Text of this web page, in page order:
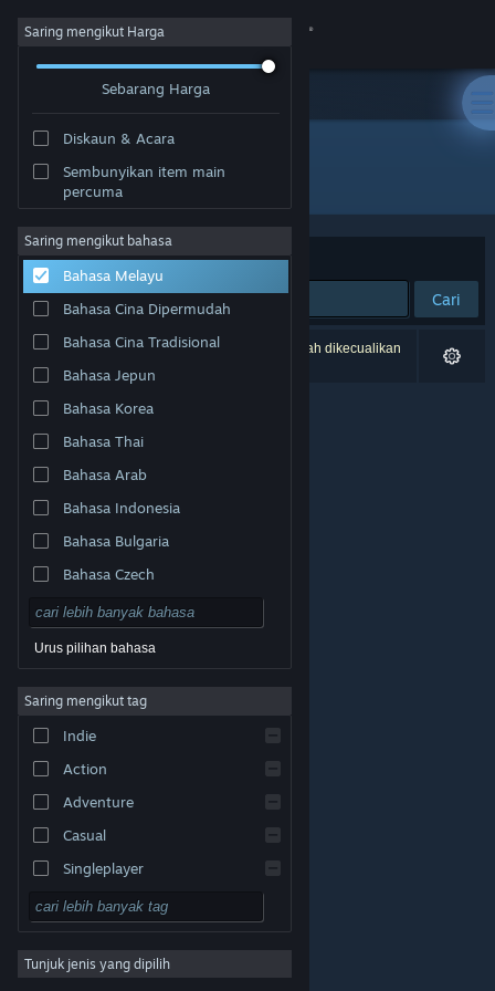
Sign in
Tentang
Sokongan
Ubah bahasa
Dapatkan Steam Mobile App
Lihat laman web desktop
© Valve Corporation. Hak cipta terpelihara. Semua
tanda dagangan ialah hak milik pemilik masing-masing
di AS dan negara-negara lain.Dasar Privasi|
Steam | Bayaran balik | Kuki
Saring mengikut Harga
Sebarang Harga
Diskaun & Acara
Sembunyikan item main
percuma
Saring mengikut bahasa
Bahasa Melayu
Bahasa Cina Dipermudah
Bahasa Cina Tradisional
Bahasa Jepun
Bahasa Korea
Bahasa Thai
Bahasa Arab
Bahasa Indonesia
Bahasa Bulgaria
Bahasa Czech
Bahasa Denmark
Bahasa Jerman
Bahasa Inggeris
Bahasa Sepanyol – Sepanyol
Bahasa Sepanyol – Amerika
Urus pilihan bahasa
Saring mengikut tag
Indie
Action
Adventure
Casual
Singleplayer
Simulation
RPG
Strategy
Tunjuk jenis yang dipilih
Pembangun: iRacing
Susun mengikut Perkaitan
Cari
0 hasil sepadan dengan carian anda. 3 tajuk telah dikecualikan
berdasarkan pilihan anda.